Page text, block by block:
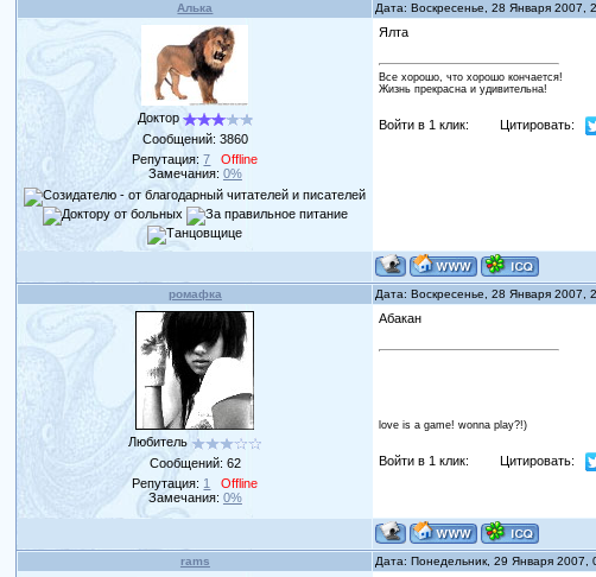
Алька Дата: Воскресенье, 28 Января
Доктор
Сообщений: 3860
Репутация:7
Offline
Замечания: 0%
Ялта
Все хорошо, что хорошо кончается!
Жизнь прекрасна и удивительна!
Войти в 1 клик: Цитировать:
ромафка Дата: Воскресенье, 28 Января
Любитель
Сообщений: 62
Репутация: 1
Offline
Замечания: 0%
Абакан
love is a game! wonna play?!)
Войти в 1 клик: Цитировать:
rams Дата: Понедельник, 29 Января